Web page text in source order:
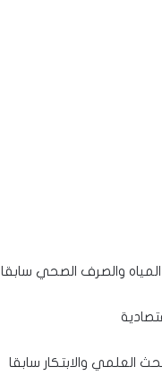
والصرف الصحي سابقا
العلمي والابتكار سابقا